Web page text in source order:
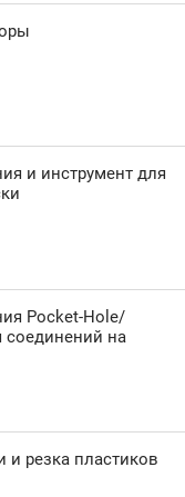
и инструмент для
Pocket-Hole/
соединений на
и резка пластиков